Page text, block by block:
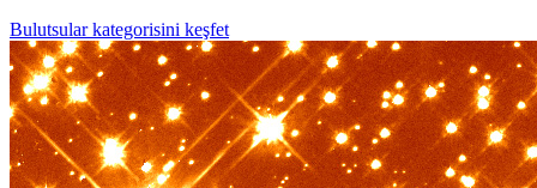
Bulutsular kategorisini keşfet